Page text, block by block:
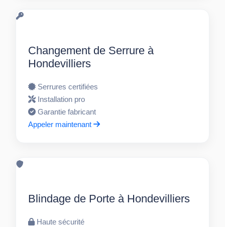
Changement de Serrure à
Hondevilliers
Serrures certifiées
Installation pro
Garantie fabricant
Appeler maintenant
Blindage de Porte à Hondevilliers
Haute sécurité